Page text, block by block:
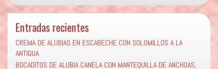
Entradas recientes
CREMA DE ALUBIAS EN ESCABECHE CON SOLOMILLOS A LA
ANTIGUA
BOCADITOS DE ALUBIA CANELA CON MANTEQUILLA DE ANCHOAS,